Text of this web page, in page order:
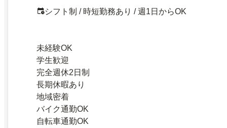
シフト制 / 時短勤務あり / 週1日からOK
未経験OK
学生歓迎
完全週休2日制
長期休暇あり
地域密着
バイク通勤OK
自転車通勤OK